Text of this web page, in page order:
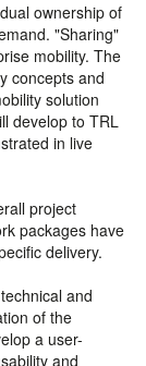
ownership of
"Sharing"
mobility. The
concepts and
solution
develop to TRL
in live
project
packages have
delivery.
and
of the
a user-
and